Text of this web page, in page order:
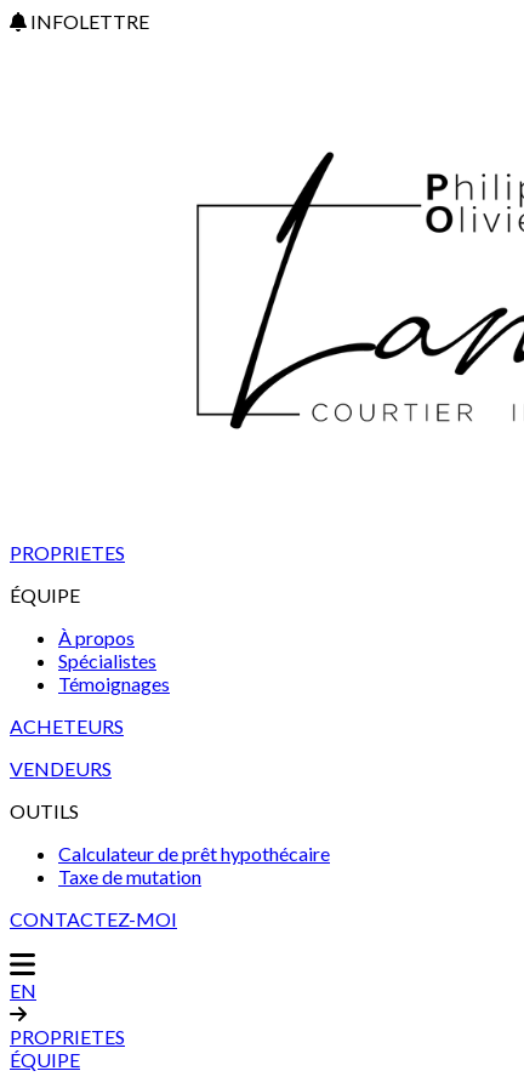
INFOLETTRE
PROPRIETES
ÉQUIPE
À propos
Spécialistes
Témoignages
ACHETEURS
VENDEURS
OUTILS
Calculateur de prêt hypothécaire
Taxe de mutation
CONTACTEZ-MOI
EN
PROPRIETES
ÉQUIPE